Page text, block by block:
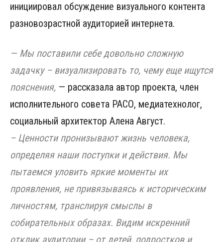
инициировал обсуждение визуального контента
разновозрастной аудиторией интернета.
— Мы поставили себе довольно сложную
задачку – визуализировать то, чему еще ищутся
пояснения, — рассказала автор проекта, член
исполнительного совета РАСО, медиатехнолог,
социальный архитектор Алена Август.
– Ценности пронизывают жизнь человека,
определяя наши поступки и действия. Мы
пытаемся уловить яркие моменты их
проявления, не привязываясь к историческим
личностям, транслируя смыслы в
собирательных образах. Видим искренний
отклик аудитории – от детей, подростков и